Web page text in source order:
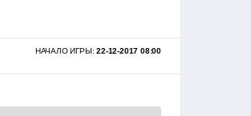
НАЧАЛО ИГРЫ:22-12-2017 08:00